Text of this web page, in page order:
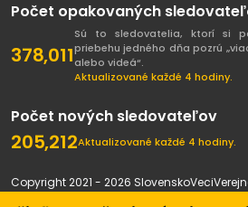
Počet opakovaných
378,011
Sú to sledovatelia, ktorí si
priebehu jedného dňa pozrú
alebo videá“.
Aktualizované každé 4 hodiny.
Počet nových sledovateľov
205,212Aktualizované každé 4 hodiny.
Copyright 2021 - 2026